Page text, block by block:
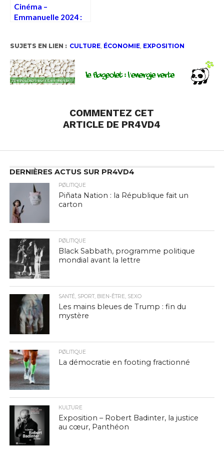
Cinéma –
Emmanuelle 2024 :
SUJETS EN LIEN : CULTURE, ÉCONOMIE, EXPOSITION
COMMENTEZ CET
ARTICLE DE PR4VD4
DERNIÈRES ACTUS SUR PR4VD4
PØLITIQUE
Piñata Nation : la République fait un
carton
PØLITIQUE
Black Sabbath, programme politique
mondial avant la lettre
SANTÉ, SPORT, BIEN-ÊTRE, SEXO
Les mains bleues de Trump : fin du
mystère
PØLITIQUE
La démocratie en footing fractionné
КULTURE
Exposition – Robert Badinter, la justice
au cœur, Panthéon